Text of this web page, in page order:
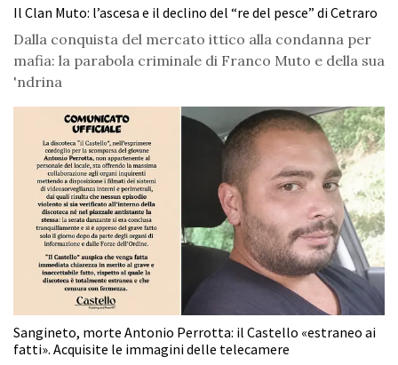
Il Clan Muto: l’ascesa e il declino del “re del pesce” di Cetraro
Dalla conquista del mercato ittico alla condanna per
mafia: la parabola criminale di Franco Muto e della sua
'ndrina
Sangineto, morte Antonio Perrotta: il Castello «estraneo ai
fatti». Acquisite le immagini delle telecamere